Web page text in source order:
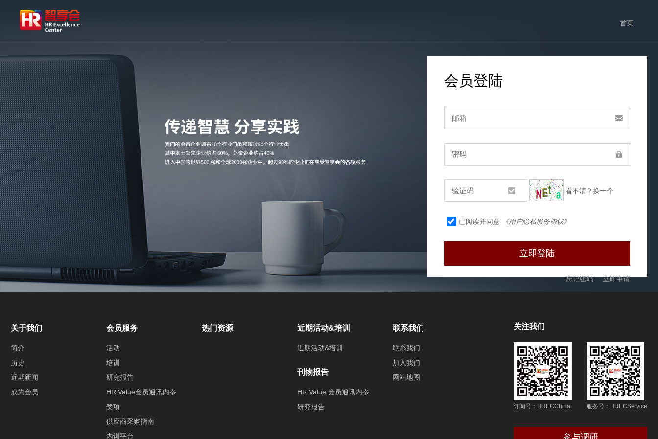
首页
会员登陆
看不清？换一个
已阅读并同意 《用户隐私服务协议》
忘记密码 立即申请
关于我们
简介
历史
近期新闻
成为会员
会员服务
活动
培训
研究报告
HR Value会员通讯内参
奖项
供应商采购指南
内训平台
热门资源 近期活动&培训
近期活动&培训
刊物报告
HR Value 会员通讯内参
研究报告
联系我们
联系我们
加入我们
网站地图
关注我们
订阅号：HRECChina 服务号：HRECService
参与调研